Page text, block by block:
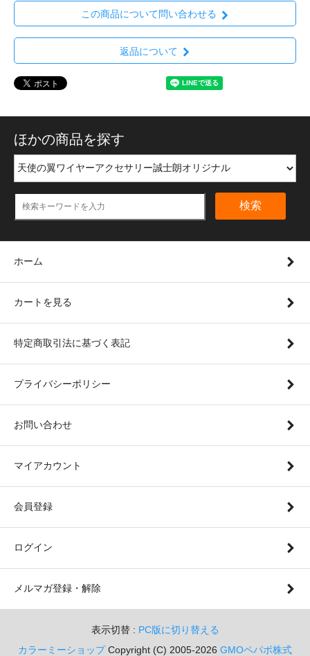
この商品について問い合わせる
返品について
ほかの商品を探す
検索
ホーム
カートを見る
特定商取引法に基づく表記
プライバシーポリシー
お問い合わせ
マイアカウント
会員登録
ログイン
メルマガ登録・解除
表示切替 : PC版に切り替える
カラーミーショップCopyright (C) 2005-2026 GMOペパボ株式